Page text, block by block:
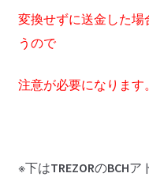
変換せずに送金した場
うので
注意が必要になります。
※下はTREZORのBCHア